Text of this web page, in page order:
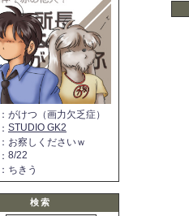
： がけつ（画力欠乏症）
： STUDIO GK2
： お察しくださいｗ
： 8/22
： ちきう
検索